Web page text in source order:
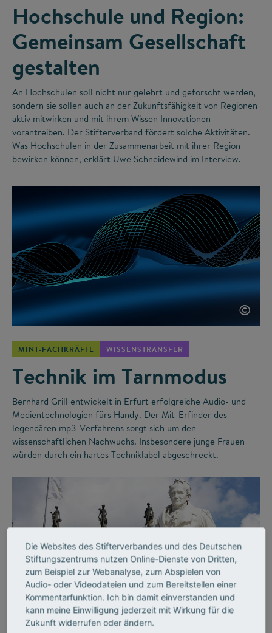
Hochschule und Region:
Gemeinsam Gesellschaft
gestalten
An Hochschulen soll nicht nur gelehrt und geforscht werden,
sondern sie sollen auch an der Zukunftsfähigkeit von Regionen
aktiv mitwirken und mit ihrem Wissen Innovationen
vorantreiben. Der Stifterverband fördert solche Aktivitäten.
Was Hochschulen in der Zusammenarbeit mit ihrer Region
bewirken können, erklärt Uwe Schneidewind im Interview.
©
MINT-FACHKRÄFTE WISSENSTRANSFER
Technik im Tarnmodus
Bernhard Grill entwickelt in Erfurt erfolgreiche Audio- und
Medientechnologien fürs Handy. Der Mit-Erfinder des
legendären mp3-Verfahrens sorgt sich um den
wissenschaftlichen Nachwuchs. Insbesondere junge Frauen
würden durch ein hartes Techniklabel abgeschreckt.
Die Websites des Stifterverbandes und des Deutschen
Stiftungszentrums nutzen Online-Dienste von Dritten,
zum Beispiel zur Webanalyse, zum Abspielen von
Audio- oder Videodateien und zum Bereitstellen einer
Kommentarfunktion. Ich bin damit einverstanden und
kann meine Einwilligung jederzeit mit Wirkung für die
Zukunft widerrufen oder ändern.